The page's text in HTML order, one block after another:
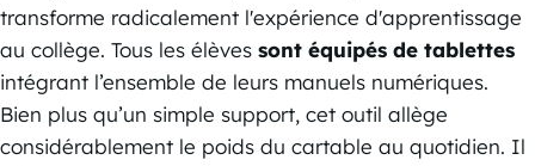
transforme radicalement l'expérience d'apprentissage
au collège. Tous les élèves sont équipés de tablettes
intégrant l’ensemble de leurs manuels numériques.
Bien plus qu’un simple support, cet outil allège
considérablement le poids du cartable au quotidien. Il